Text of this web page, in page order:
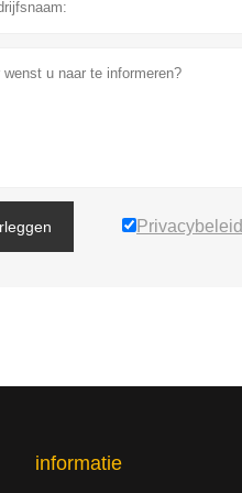
Privacybeleid
informatie